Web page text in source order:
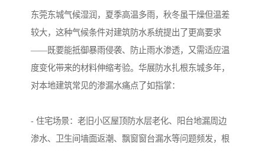
东莞东城气候湿润，夏季高温多雨，秋冬虽干燥但温差
较大，这种气候条件对建筑防水系统提出了更高要求
——既要能抵御暴雨侵袭、防止雨水渗透，又需适应温
度变化带来的材料伸缩考验。华展防水扎根东城多年，
对本地建筑常见的渗漏水痛点了如指掌：
- 住宅场景：老旧小区屋顶防水层老化、阳台地漏周边
渗水、卫生间墙面返潮、飘窗窗台漏水等问题频发，根